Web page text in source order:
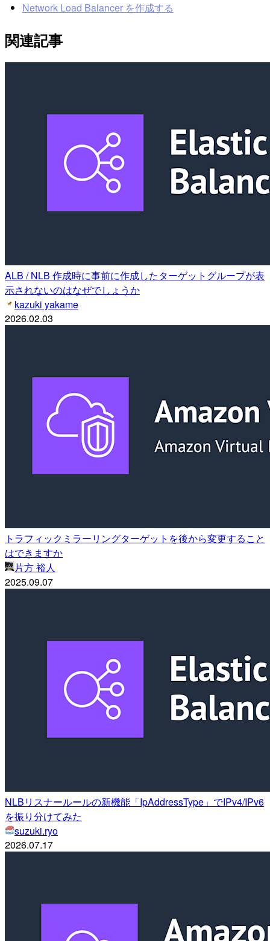
Network Load Balancer を作成する
関連記事
ALB / NLB 作成時に事前に作成したターゲットグループが表
示されないのはなぜでしょうか
kazuki yakame
2026.02.03
トラフィックミラーリングターゲットを後から変更すること
はできますか
片方 裕人
2025.09.07
NLBリスナールールの新機能「IpAddressType」でIPv4/IPv6
を振り分けてみた
suzuki.ryo
2026.07.17